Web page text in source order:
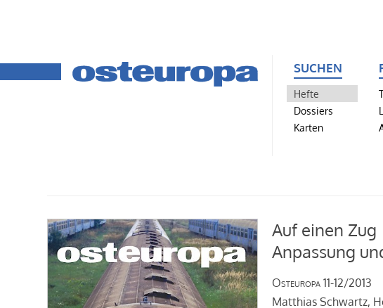
SUCHEN
Hefte
Dossiers
Karten
Auf einen Zug
Anpassung
Osteuropa 11-12/2013
Matthias Schwartz,